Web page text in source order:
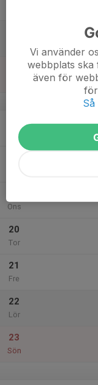
Mån
Ons
20
Tor
21
Fre
22
Lör
23
Sön
Vi använder
webbplats ska
även för